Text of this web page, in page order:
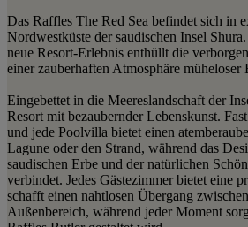
Das Raffles The Red Sea befindet sich in
Nordwestküste der saudischen Insel
neue Resort-Erlebnis enthüllt die
einer zauberhaften Atmosphäre müheloser
Eingebettet in die Meereslandschaft der
Resort mit bezaubernder Lebenskunst.
und jede Poolvilla bietet einen
Lagune oder den Strand, während das
saudischen Erbe und der natürlichen
verbindet. Jedes Gästezimmer bietet eine
schafft einen nahtlosen Übergang
Außenbereich, während jeder Moment